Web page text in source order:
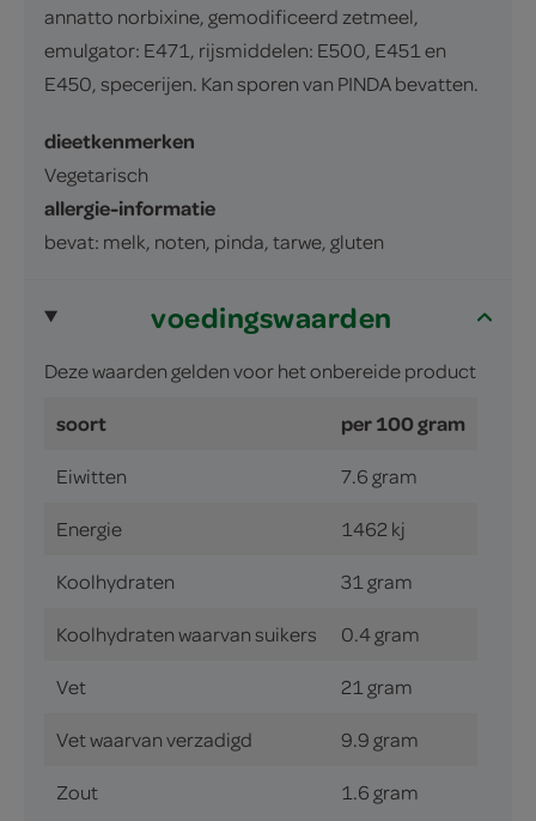
annatto norbixine, gemodificeerd zetmeel,
emulgator: E471, rijsmiddelen: E500, E451 en
E450, specerijen. Kan sporen van PINDA bevatten.
dieetkenmerken
Vegetarisch
allergie-informatie
bevat: melk, noten, pinda, tarwe, gluten
voedingswaarden
Deze waarden gelden voor het onbereide product
soort per 100 gram
Eiwitten 7.6 gram
Energie 1462 kj
Koolhydraten 31 gram
Koolhydraten waarvan suikers 0.4 gram
Vet 21 gram
Vet waarvan verzadigd 9.9 gram
Zout 1.6 gram